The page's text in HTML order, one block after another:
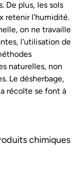
De plus, les sols
retenir l'humidité.
on ne travaille
l'utilisation de
naturelles, non
Le désherbage,
récolte se font à
chimiques